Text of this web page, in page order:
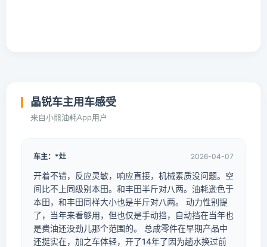
晶锐车主用车感受
来自小熊油耗App用户
车主：*灶 2026-04-07
开着不错，反应灵敏，响应直接，机械素质没问题。空
间比不上同级别本田。和丰田半斤对八两。油耗逊色于
本田，和丰田同样大小也是半斤对八两。 动力性别提
了，当年来看够用，但也仅是手动挡，自动挡在当年也
是费油还没劲儿那个范围的。 总成零件在早期产品中
还挺实在，加之车体轻，开了14年了因为趟水换过前